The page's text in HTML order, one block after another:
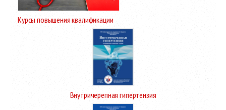
Курсы повышения квалификации
Внутричерепная гипертензия